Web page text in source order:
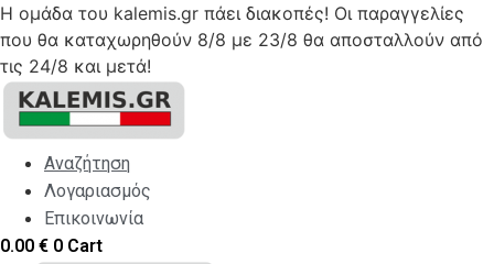
Η ομάδα του kalemis.gr πάει διακοπές! Οι παραγγελίες
που θα καταχωρηθούν 8/8 με 23/8 θα αποσταλλούν από
τις 24/8 και μετά!
Skip
content
Αναζήτηση
Λογαριασμός
Επικοινωνία
0.00 € 0 Cart